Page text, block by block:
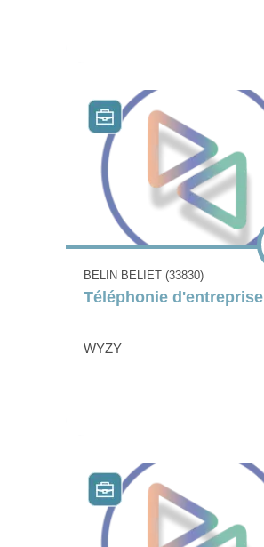
BELIN BELIET (33830)
Téléphonie d'entreprise
WYZY